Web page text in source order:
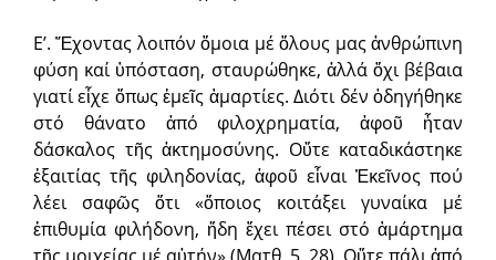
Ε’. Ἔχοντας λοιπόν ὅμοια μέ ὅλους μας ἀνθρώπινη
φύση καί ὑπόσταση, σταυρώθηκε, ἀλλά ὄχι βέβαια
γιατί εἶχε ὅπως ἐμεῖς ἁμαρτίες. Διότι δέν ὁδηγήθηκε
στό θάνατο ἀπό φιλοχρηματία, ἀφοῦ ἦταν
δάσκαλος τῆς ἀκτημοσύνης. Οὔτε καταδικάστηκε
ἐξαιτίας τῆς φιληδονίας, ἀφοῦ εἶναι Ἐκεῖνος πού
λέει σαφῶς ὅτι «ὅποιος κοιτάξει γυναίκα μέ
ἐπιθυμία φιλήδονη, ἤδη ἔχει πέσει στό ἁμάρτημα